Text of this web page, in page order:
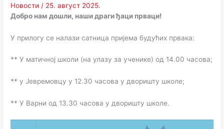
Новости / 25. август 2025.
Добро нам дошли, наши драги ђаци прваци!
У прилогу се налази сатница пријема будућих првака:
** У матичној школи (на улазу за ученике) од 14.00 часова;
** у Јевремовцу у 12.30 часова у дворишту школе;
** У Варни од 13.30 часова у дворишту школе.